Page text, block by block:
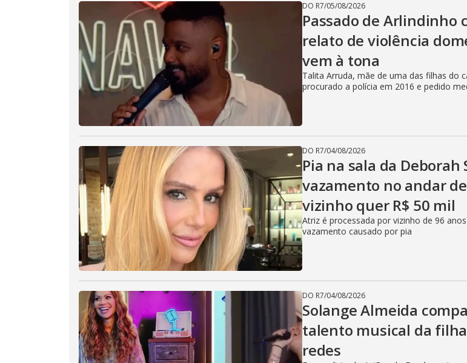
DO R7/05/08/2026
Passado de Arlindinho
relato de violência
vem à tona
Talita Arruda, mãe de uma das filhas do
procurado a polícia em 2016 e pedido
DO R7/04/08/2026
Pia na sala da Deborah
vazamento no andar
vizinho quer R$ 50 mil
Atriz é processada por vizinho de 96
vazamento causado por pia
DO R7/04/08/2026
Solange Almeida
talento musical da
redes